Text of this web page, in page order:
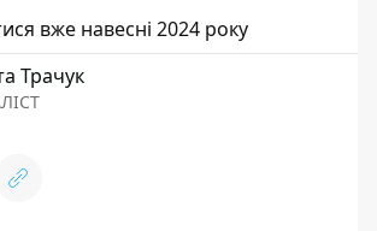
вже навесні 2024 року
Трачук